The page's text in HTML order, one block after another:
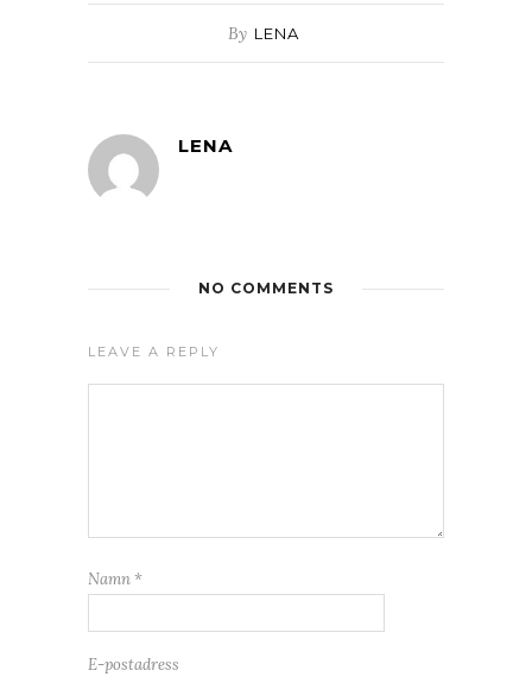
By LENA
LENA
NO COMMENTS
LEAVE A REPLY
Namn *
E-postadress